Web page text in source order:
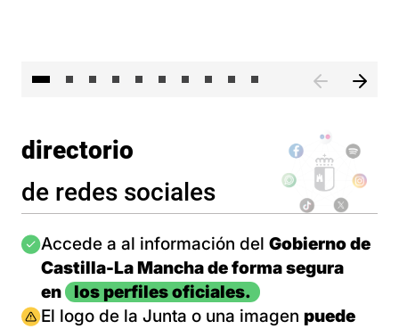
directorio
de redes sociales
Imagen
Accede a al información del Gobierno de
Castilla-La Mancha de forma segura
en
los perfiles oficiales.
Imagen
El logo de la Junta o una imagen puede